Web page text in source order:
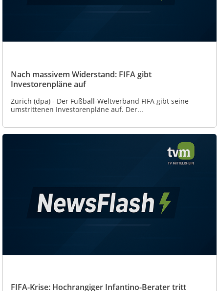
Nach massivem Widerstand: FIFA gibt
Investorenpläne auf
Zürich (dpa) - Der Fußball-Weltverband FIFA gibt seine
umstrittenen Investorenpläne auf. Der...
FIFA-Krise: Hochrangiger Infantino-Berater tritt